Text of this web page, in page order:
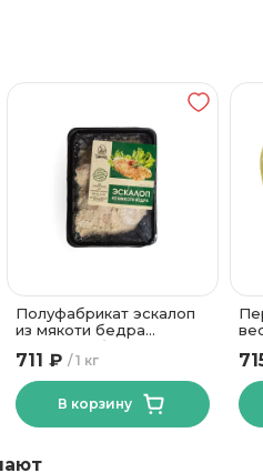
Полуфабрикат эскалоп
из мякоти бедра
цыпленка-бройлера ТМ
Ганна 1 кг1 кг
711 ₽
В корзину